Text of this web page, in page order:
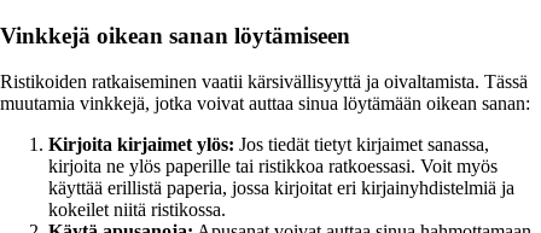
Vinkkejä oikean sanan löytämiseen
Ristikoiden ratkaiseminen vaatii kärsivällisyyttä ja oivaltamista. Tässä
muutamia vinkkejä, jotka voivat auttaa sinua löytämään oikean sanan:
Kirjoita kirjaimet ylös: Jos tiedät tietyt kirjaimet sanassa,
kirjoita ne ylös paperille tai ristikkoa ratkoessasi. Voit myös
käyttää erillistä paperia, jossa kirjoitat eri kirjainyhdistelmiä ja
kokeilet niitä ristikossa.